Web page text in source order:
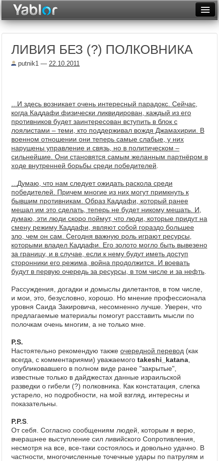
Неделя
Архив
Фототоп
Видеотоп
ЛИВИЯ БЕЗ (?) ПОЛКОВНИКА
putnik1 — 22.10.2011
И здесь возникает очень интересный парадокс. Сейчас,
когда Каддафи физически ликвидирован, каждый из его
противников будет заинтересован вступить в блок с
лоялистами – теми, кто поддерживал вождя Джамахирии. В
военном отношении они теперь самые слабые, у них
нарушены управление и связь, но в политическом –
сильнейшие. Они становятся самым желанным партнёром в
ходе внутренней борьбы среди победителей
Думаю, что нам следует ожидать раскола среди
победителей. Причем многие из них могут примкнуть к
бывшим противникам. Образ Каддафи, который ранее
мешал им это сделать, теперь не будет никому мешать. И,
думаю, эти люди скоро поймут, что люди, которые придут на
смену режиму Каддафи, являют собой гораздо большее
зло, чем он сам. Сегодня важную роль играют ресурсы,
которыми владел Каддафи. Его золото могло быть вывезено
за границу, и в случае, если к нему будут иметь доступ
сторонники его режима, война продолжится. И воевать
будут в первую очередь за ресурсы, в том числе и за нефть
Рассуждения, догадки и домыслы дилетантов, в том числе,
и мои, это, безусловно, хорошо. Но мнение профессионала
уровня Саида Закировича, несомненно лучше. Уверен, что
предлагаемые материалы помогут расставить мысли по
полочкам очень многим, а не только мне.
P.S.
Настоятельно рекомендую также очередной перевод (как
всегда, с комментариями) уважаемого takeshi_katana
опубликовавшего в полном виде ранее "закрытые",
известные только в дайджестах данные израильской
разведки о гибели (?) полковника. Как констатация, слегка
устарело, но подробности, на мой взгляд, интересны и
показательны.
P.P.S
От себя. Согласно сообщениям людей, которым я верю,
вчерашнее выступление сил ливийского Сопротивления,
несмотря на все, все-таки состоялось и довольно удачно. В
частности, многочисленные точечные удары по патрулям и